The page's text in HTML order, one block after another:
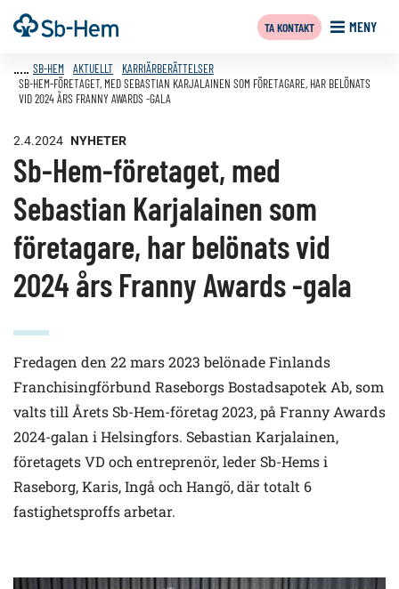
Till
innehållet
Framsida MENY
TA KONTAKT
SB-HEM AKTUELLT
KARRIÄRBERÄTTELSER
SB-HEM-FÖRETAGET, MED SEBASTIAN KARJALAINEN SOM FÖRETAGARE, HAR BELÖNATS
VID 2024 ÅRS FRANNY AWARDS -GALA
2.4.2024 NYHETER
Sb-Hem-företaget, med
Sebastian Karjalainen som
företagare, har belönats vid
2024 års Franny Awards -gala
Fredagen den 22 mars 2023 belönade Finlands
Franchisingförbund Raseborgs Bostadsapotek Ab, som
valts till Årets Sb-Hem-företag 2023, på Franny Awards
2024-galan i Helsingfors. Sebastian Karjalainen,
företagets VD och entreprenör, leder Sb-Hems i
Raseborg, Karis, Ingå och Hangö, där totalt 6
fastighetsproffs arbetar.